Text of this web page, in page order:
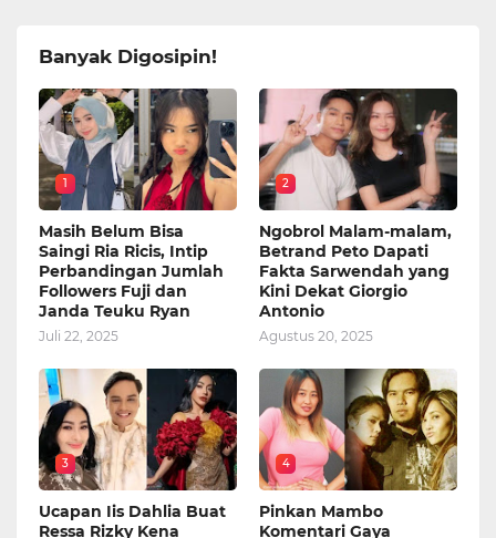
Banyak Digosipin!
1
Masih Belum Bisa
Saingi Ria Ricis, Intip
Perbandingan Jumlah
Followers Fuji dan
Janda Teuku Ryan
Juli 22, 2025
2
Ngobrol Malam-malam,
Betrand Peto Dapati
Fakta Sarwendah yang
Kini Dekat Giorgio
Antonio
Agustus 20, 2025
3
Ucapan Iis Dahlia Buat
Ressa Rizky Kena
4
Pinkan Mambo
Komentari Gaya